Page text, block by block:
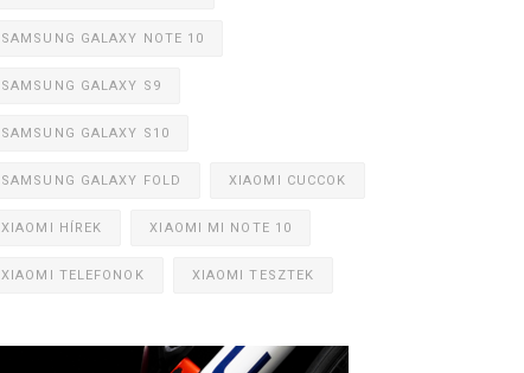
SAMSUNG GALAXY NOTE 10
SAMSUNG GALAXY S9
SAMSUNG GALAXY S10
SAMSUNG GALAXY FOLD XIAOMI CUCCOK
XIAOMI HÍREK XIAOMI MI NOTE 10
XIAOMI TELEFONOK XIAOMI TESZTEK